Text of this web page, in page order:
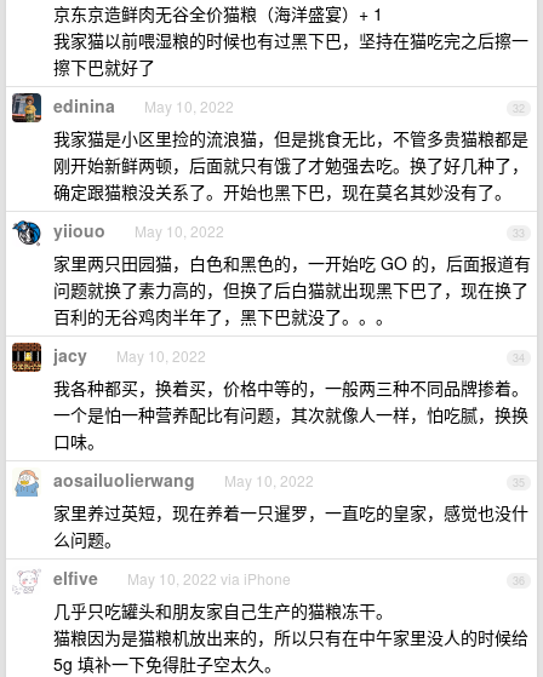
京东京造鲜肉无谷全价猫粮（海洋盛宴）+ 1
我家猫以前喂湿粮的时候也有过黑下巴，坚持在猫吃完之后擦一
擦下巴就好了
32
edinina May 10, 2022
我家猫是小区里捡的流浪猫，但是挑食无比，不管多贵猫粮都是
刚开始新鲜两顿，后面就只有饿了才勉强去吃。换了好几种了，
确定跟猫粮没关系了。开始也黑下巴，现在莫名其妙没有了。
33
yiiouo May 10, 2022
家里两只田园猫，白色和黑色的，一开始吃 GO 的，后面报道有
问题就换了素力高的，但换了后白猫就出现黑下巴了，现在换了
百利的无谷鸡肉半年了，黑下巴就没了。。。
34
jacy May 10, 2022
我各种都买，换着买，价格中等的，一般两三种不同品牌掺着。
一个是怕一种营养配比有问题，其次就像人一样，怕吃腻，换换
口味。
35
aosailuolierwang May 10, 2022
家里养过英短，现在养着一只暹罗，一直吃的皇家，感觉也没什
么问题。
36
elfive May 10, 2022 via iPhone
几乎只吃罐头和朋友家自己生产的猫粮冻干。
猫粮因为是猫粮机放出来的，所以只有在中午家里没人的时候给
5g 填补一下免得肚子空太久。